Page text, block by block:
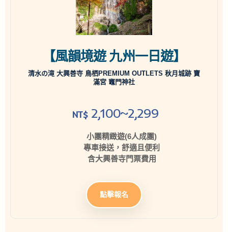
【風韻境遊 九州一日遊】
清水の滝 大興善寺 鳥栖PREMIUM OUTLETS 秋月城跡 寶
滿宮 竈門神社
NT$ 2,100~2,299
小團精緻遊(6人成團)
專車接送，舒適且便利
含大興善寺門票費用
點擊報名